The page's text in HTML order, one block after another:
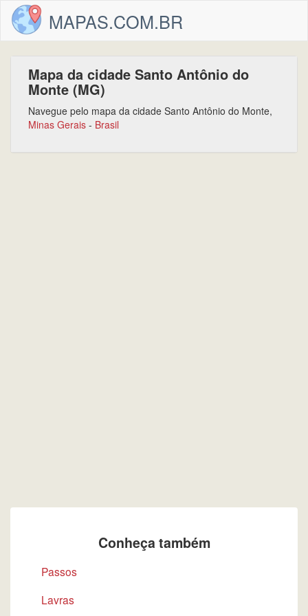
MAPAS.COM.BR
Mapa da cidade Santo Antônio do
Monte (MG)
Navegue pelo mapa da cidade Santo Antônio do Monte,
Minas Gerais - Brasil
Conheça também
Passos
Lavras